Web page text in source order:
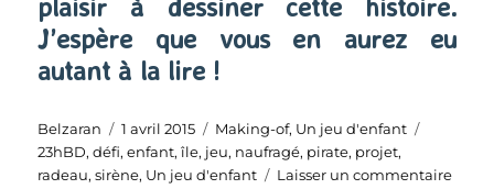
plaisir à dessiner cette histoire.
J’espère que vous en aurez eu
autant à la lire !
Auteur
Belzaran
Publié
le
1 avril 2015 Catégories
Making-of, Un jeu d'enfant
23hBD,défi,enfant,île, jeu, naufragé, pirate, projet,
radeau,sirène, Un jeu d'enfant Laisser un commentairesur